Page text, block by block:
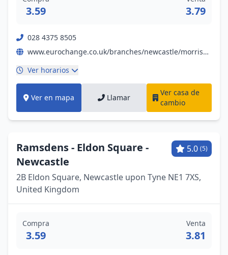
3.59 3.79
028 4375 8505
www.eurochange.co.uk/branches/newcastle/morrisons-byker?utm_campaign=gmb&utm_medium=organic&utm_source=local
Ver horarios
Ver en mapa Llamar
Ver casa de
cambio
Ramsdens - Eldon Square -
Newcastle
5.0 (5)
2B Eldon Square, Newcastle upon Tyne NE1 7XS,
United Kingdom
Compra
3.59
Venta
3.81